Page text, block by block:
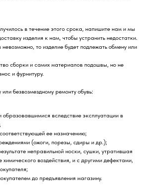
в течение этого срока, напишите нам и мы
изделия к нам, чтобы устранить недостатки.
то изделие будет подлежать обмену или
сборки и самих материалов подошвы, но не
и фурнитуру.
безвозмездному ремонту обувь:
вследствие эксплуатации в
ее назначению;
(ожоги, порезы, сдиры и др.);
неправильной носки, сушки, утратившая
химического воздействия, и с другими дефектами,
до предъявления магазину.